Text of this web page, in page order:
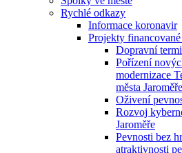
Rychlé odkazy
Informace koronavir
Projekty
Dopravní
Pořízení
modernizace
města Jaroměře
Oživení
Rozvoj
Jaroměře
Pevnosti bez
atraktivnosti